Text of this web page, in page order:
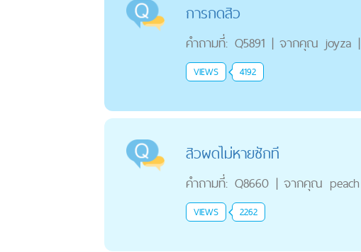
การกดสิว
คำถามที่: Q5891 | จากคุณ joyza |
VIEWS 4192
สิวผดไม่หายซักที
คำถามที่: Q8660 | จากคุณ peach
VIEWS 2262